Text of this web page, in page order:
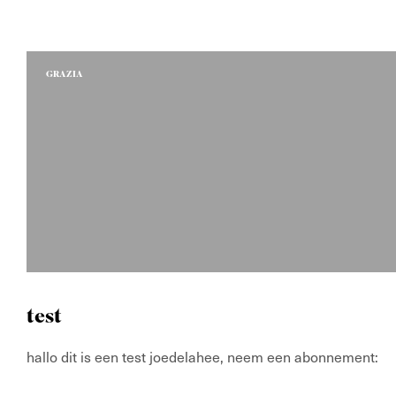
GRAZIA
test
hallo dit is een test joedelahee, neem een